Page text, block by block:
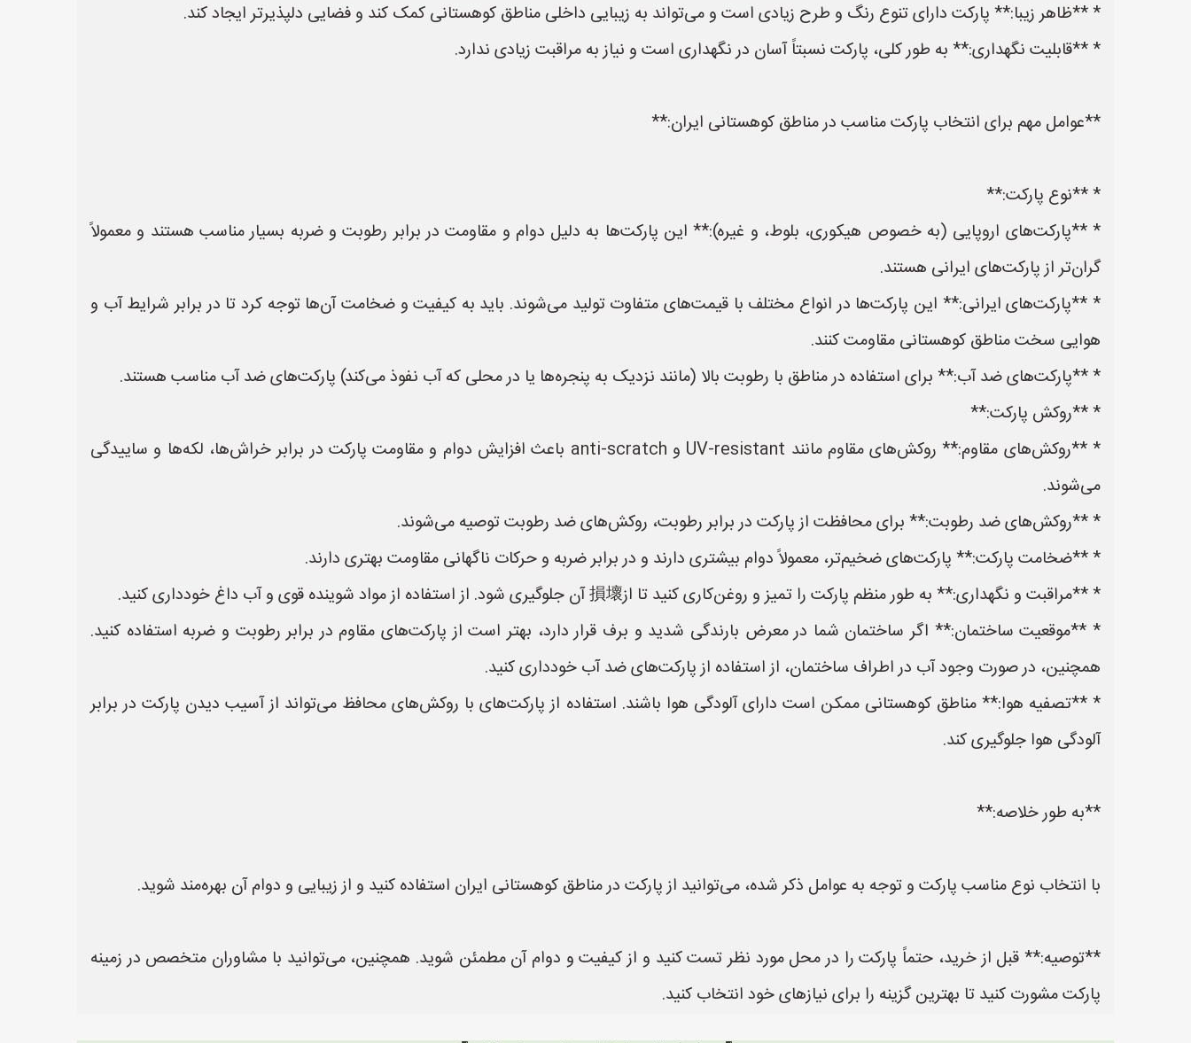
* **ظاهر زیبا:** پارکت دارای تنوع رنگ و طرح زیادی است و می‌تواند به زیبایی داخلی مناطق کوهستانی کمک کند و فضایی دلپذیرتر ایجاد کند.
* **قابلیت نگهداری:** به طور کلی، پارکت نسبتاً آسان در نگهداری است و نیاز به مراقبت زیادی ندارد.
**عوامل مهم برای انتخاب پارکت مناسب در مناطق کوهستانی ایران:**
* **نوع پارکت:**
* **پارکت‌های اروپایی (به خصوص هیکوری، بلوط، و غیره):** این پارکت‌ها به دلیل دوام و مقاومت در برابر رطوبت و ضربه بسیار مناسب هستند و معمولاً
گران‌تر از پارکت‌های ایرانی هستند.
* **پارکت‌های ایرانی:** این پارکت‌ها در انواع مختلف با قیمت‌های متفاوت تولید می‌شوند. باید به کیفیت و ضخامت آن‌ها توجه کرد تا در برابر شرایط آب و
هوایی سخت مناطق کوهستانی مقاومت کنند.
* **پارکت‌های ضد آب:** برای استفاده در مناطق با رطوبت بالا (مانند نزدیک به پنجره‌ها یا در محلی که آب نفوذ می‌کند) پارکت‌های ضد آب مناسب هستند.
* **روکش پارکت:**
* **روکش‌های مقاوم:** روکش‌های مقاوم مانند UV-resistant و anti-scratch باعث افزایش دوام و مقاومت پارکت در برابر خراش‌ها، لکه‌ها و ساییدگی
می‌شوند.
* **روکش‌های ضد رطوبت:** برای محافظت از پارکت در برابر رطوبت، روکش‌های ضد رطوبت توصیه می‌شوند.
* **ضخامت پارکت:** پارکت‌های ضخیم‌تر، معمولاً دوام بیشتری دارند و در برابر ضربه و حرکات ناگهانی مقاومت بهتری دارند.
* **مراقبت و نگهداری:** به طور منظم پارکت را تمیز و روغن‌کاری کنید تا از損壞 آن جلوگیری شود. از استفاده از مواد شوینده قوی و آب داغ خودداری کنید.
* **موقعیت ساختمان:** اگر ساختمان شما در معرض بارندگی شدید و برف قرار دارد، بهتر است از پارکت‌های مقاوم در برابر رطوبت و ضربه استفاده کنید.
همچنین، در صورت وجود آب در اطراف ساختمان، از استفاده از پارکت‌های ضد آب خودداری کنید.
* **تصفیه هوا:** مناطق کوهستانی ممکن است دارای آلودگی هوا باشند. استفاده از پارکت‌های با روکش‌های محافظ می‌تواند از آسیب دیدن پارکت در برابر
آلودگی هوا جلوگیری کند.
**به طور خلاصه:**
با انتخاب نوع مناسب پارکت و توجه به عوامل ذکر شده، می‌توانید از پارکت در مناطق کوهستانی ایران استفاده کنید و از زیبایی و دوام آن بهره‌مند شوید.
**توصیه:** قبل از خرید، حتماً پارکت را در محل مورد نظر تست کنید و از کیفیت و دوام آن مطمئن شوید. همچنین، می‌توانید با مشاوران متخصص در زمینه
پارکت مشورت کنید تا بهترین گزینه را برای نیازهای خود انتخاب کنید.